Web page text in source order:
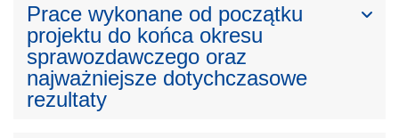
Prace wykonane od początku
projektu do końca okresu
sprawozdawczego oraz
najważniejsze dotychczasowe
rezultaty